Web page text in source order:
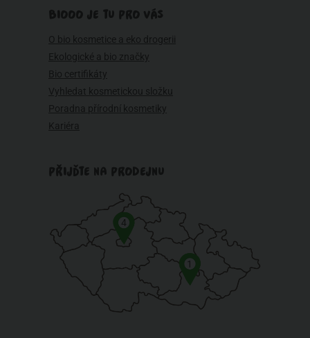
BIOOO JE TU PRO VÁS
O bio kosmetice a eko drogerii
Ekologické a bio značky
Bio certifikáty
Vyhledat kosmetickou složku
Poradna přírodní kosmetiky
Kariéra
PŘIJĎTE NA PRODEJNU
1
4